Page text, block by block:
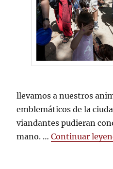
llevamos a nuestros
emblemáticos de la
viandantes pudieran
mano. …Continuar